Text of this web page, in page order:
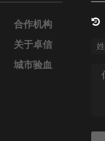
合作机构
关于卓信
城市验血